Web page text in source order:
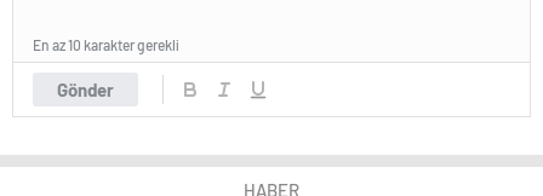
Gönder
En az 10 karakter gerekli
HABER